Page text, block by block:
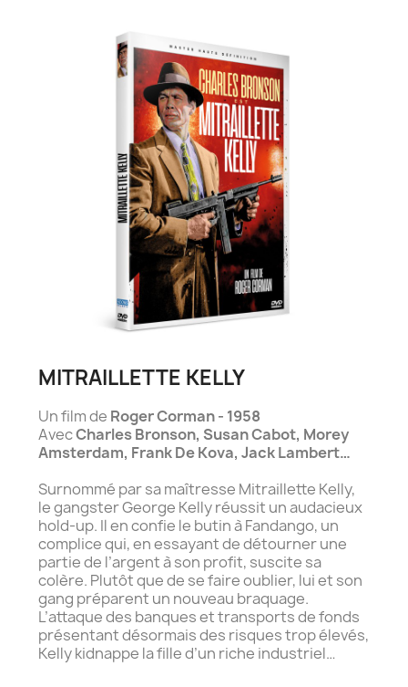
MITRAILLETTE KELLY
Un film de Roger Corman - 1958
AvecCharles Bronson, Susan Cabot, Morey
Amsterdam, Frank De Kova, Jack Lambert…
Surnommé par sa maîtresse Mitraillette Kelly,
le gangster George Kelly réussit un audacieux
hold-up. Il en confie le butin à Fandango, un
complice qui, en essayant de détourner une
partie de l’argent à son profit, suscite sa
colère. Plutôt que de se faire oublier, lui et son
gang préparent un nouveau braquage.
L’attaque des banques et transports de fonds
présentant désormais des risques trop élevés,
Kelly kidnappe la fille d’un riche industriel…